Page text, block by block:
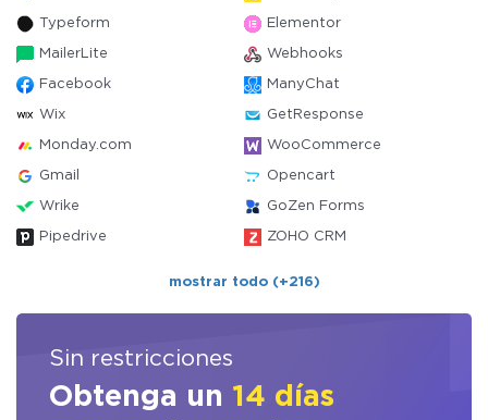
Typeform Elementor
MailerLite Webhooks
Facebook ManyChat
Wix GetResponse
Monday.com WooCommerce
Gmail Opencart
Wrike GoZen Forms
Pipedrive ZOHO CRM
mostrar todo (+216)
Sin restricciones
Obtenga un 14 días